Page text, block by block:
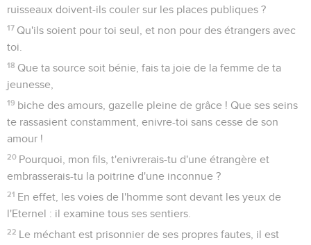
ruisseaux doivent-ils couler sur les places publiques ?
17 Qu'ils soient pour toi seul, et non pour des étrangers avec
toi.
18 Que ta source soit bénie, fais ta joie de la femme de ta
jeunesse,
19 biche des amours, gazelle pleine de grâce ! Que ses seins
te rassasient constamment, enivre-toi sans cesse de son
amour !
20 Pourquoi, mon fils, t'enivrerais-tu d'une étrangère et
embrasserais-tu la poitrine d'une inconnue ?
21 En effet, les voies de l'homme sont devant les yeux de
l'Eternel : il examine tous ses sentiers.
22 Le méchant est prisonnier de ses propres fautes, il est